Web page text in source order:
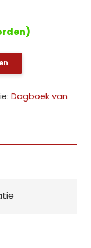
Dagboek van